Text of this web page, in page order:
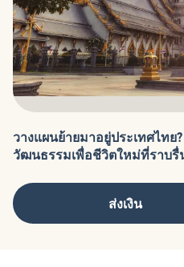
วางแผนย้ายมาอยู่ประเทศไทย
วัฒนธรรมเพื่อชีวิตใหม่ที่ราบรื่
ส่งเงิน